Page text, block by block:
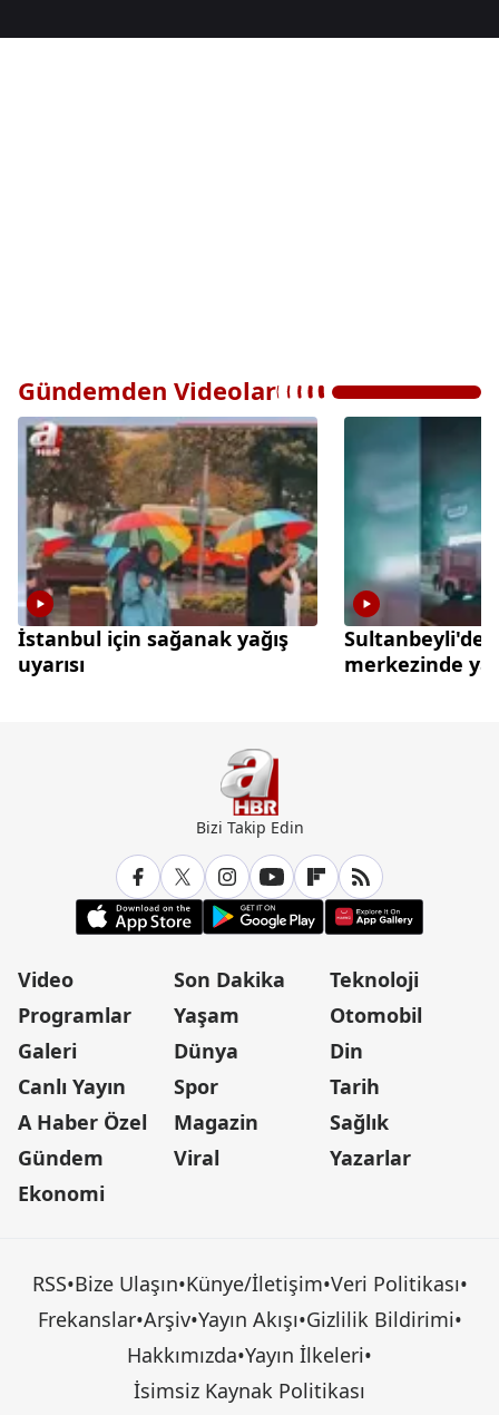
Gündemden Videolar
İstanbul için sağanak yağış
uyarısı
Sultanbeyli'de
merkezinde
Bizi Takip Edin
Video
Programlar
Galeri
Canlı Yayın
A Haber Özel
Gündem
Ekonomi
Son Dakika
Yaşam
Dünya
Spor
Magazin
Viral
Teknoloji
Otomobil
Din
Tarih
Sağlık
Yazarlar
RSS•Bize Ulaşın•Künye/İletişim•Veri Politikası•
Frekanslar•Arşiv•Yayın Akışı•Gizlilik Bildirimi•
Hakkımızda•Yayın İlkeleri•
İsimsiz Kaynak Politikası